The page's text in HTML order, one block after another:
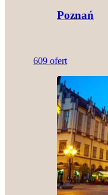
Poznań
609 ofert